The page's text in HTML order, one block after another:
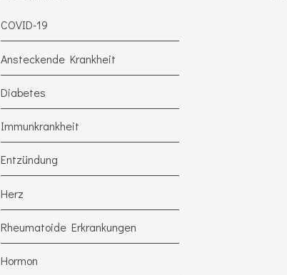
COVID-19
Ansteckende Krankheit
Diabetes
Immunkrankheit
Entzündung
Herz
Rheumatoide Erkrankungen
Hormon